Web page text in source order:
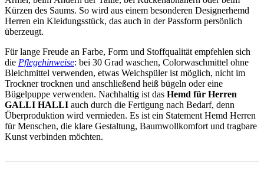
Kürzen des Saums. So wird aus einem besonderen Designerhemd
Herren ein Kleidungsstück, das auch in der Passform persönlich
überzeugt.
Für lange Freude an Farbe, Form und Stoffqualität empfehlen sich
die Pflegehinweise: bei 30 Grad waschen, Colorwaschmittel ohne
Bleichmittel verwenden, etwas Weichspüler ist möglich, nicht im
Trockner trocknen und anschließend heiß bügeln oder eine
Bügelpuppe verwenden. Nachhaltig ist das Hemd für Herren
GALLI HALLI auch durch die Fertigung nach Bedarf, denn
Überproduktion wird vermieden. Es ist ein Statement Hemd Herren
für Menschen, die klare Gestaltung, Baumwollkomfort und tragbare
Kunst verbinden möchten.